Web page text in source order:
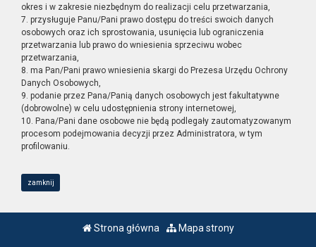
okres i w zakresie niezbędnym do realizacji celu przetwarzania,
7. przysługuje Panu/Pani prawo dostępu do treści swoich danych
osobowych oraz ich sprostowania, usunięcia lub ograniczenia
przetwarzania lub prawo do wniesienia sprzeciwu wobec
przetwarzania,
8. ma Pan/Pani prawo wniesienia skargi do Prezesa Urzędu Ochrony
Danych Osobowych,
9. podanie przez Pana/Panią danych osobowych jest fakultatywne
(dobrowolne) w celu udostępnienia strony internetowej,
10. Pana/Pani dane osobowe nie będą podlegały zautomatyzowanym
procesom podejmowania decyzji przez Administratora, w tym
profilowaniu.
zamknij
Strona główna Mapa strony